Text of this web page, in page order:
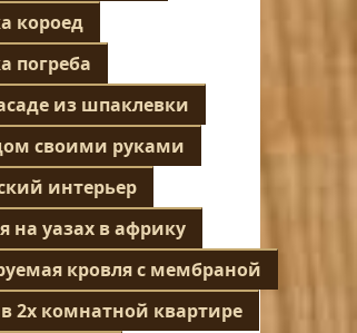
короед
погреба
из шпаклевки
своими руками
интерьер
на уазах в африку
кровля с мембраной
2х комнатной квартире